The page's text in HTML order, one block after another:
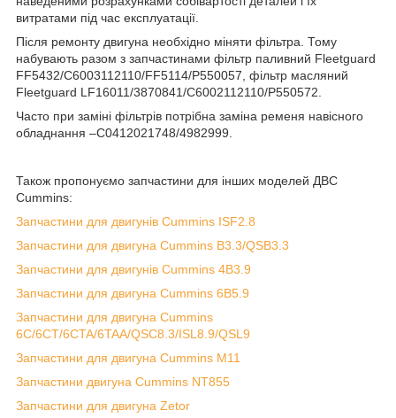
витратами під час експлуатації.
Після ремонту двигуна необхідно міняти фільтра. Тому
набувають разом з запчастинами фільтр паливний Fleetguard
FF5432/C6003112110/FF5114/P550057, фільтр масляний
Fleetguard LF16011/3870841/C6002112110/P550572.
Часто при заміні фільтрів потрібна заміна ременя навісного
обладнання –C0412021748/4982999.
Також пропонуємо запчастини для інших моделей ДВС
Cummins:
Запчастини для двигунів Cummins ISF2.8
Запчастини для двигуна Cummins B3.3/QSB3.3
Запчастини для двигунів Cummins 4B3.9
Запчастини для двигуна Cummins 6B5.9
Запчастини для двигуна Cummins
6C/6CT/6CTA/6TAA/QSC8.3/ISL8.9/QSL9
Запчастини для двигуна Cummins M11
Запчастини двигуна Cummins NT855
Запчастини для двигуна Zetor